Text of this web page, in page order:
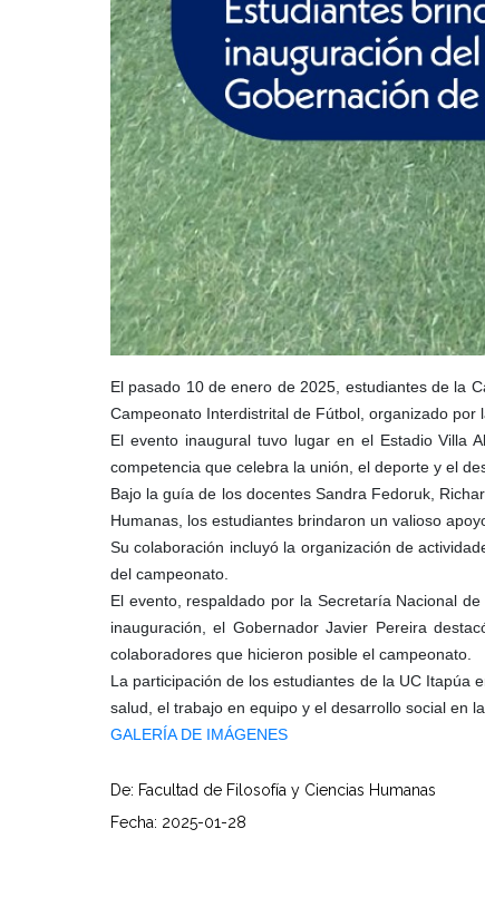
El pasado 10 de enero de 2025, estudiantes de la
Campeonato Interdistrital de Fútbol, organizado por
El evento inaugural tuvo lugar en el Estadio Villa
competencia que celebra la unión, el deporte y el
Bajo la guía de los docentes Sandra Fedoruk,
Humanas, los estudiantes brindaron un valioso
Su colaboración incluyó la organización de
del campeonato.
El evento, respaldado por la Secretaría Nacional
inauguración, el Gobernador Javier Pereira
colaboradores que hicieron posible el campeonato.
La participación de los estudiantes de la UC Itapúa
salud, el trabajo en equipo y el desarrollo social en la
GALERÍA DE IMÁGENES
De: Facultad de Filosofía y Ciencias Humanas
Fecha: 2025-01-28